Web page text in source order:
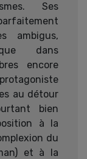
Ses
ambigus,
dans
encore
au détour
bien
à la
du
et à la